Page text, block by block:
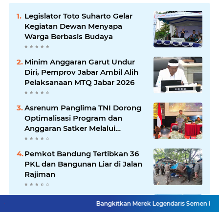
Legislator Toto Suharto Gelar
Kegiatan Dewan Menyapa
Warga Berbasis Budaya
Minim Anggaran Garut Undur
Diri, Pemprov Jabar Ambil Alih
Pelaksanaan MTQ Jabar 2026
Asrenum Panglima TNI Dorong
Optimalisasi Program dan
Anggaran Satker Melalui
Evaluasi Kinerja
Pemkot Bandung Tertibkan 36
PKL dan Bangunan Liar di Jalan
Rajiman
Kang Andhy Daftar Calon Ketua
PWI Jabar 2026, Usung
Bangkitkan Merek Legendaris Semen Kujang, SIG